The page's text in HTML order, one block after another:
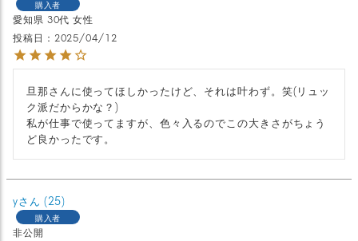
購入者
愛知県 30代 女性
投稿日
2025/04/12
旦那さんに使ってほしかったけど、それは叶わず。笑(リュッ
ク派だからかな？)
私が仕事で使ってますが、色々入るのでこの大きさがちょう
ど良かったです。
y 25
購入者
非公開